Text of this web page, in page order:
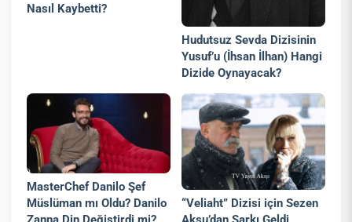
Nasıl Kaybetti?
Hudutsuz Sevda Dizisinin
Yusuf’u (İhsan İlhan) Hangi
Dizide Oynayacak?
MasterChef Danilo Şef
Müslüman mı Oldu? Danilo
“Veliaht” Dizisi için Sezen